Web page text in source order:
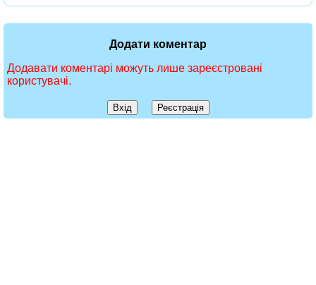
Додати коментар
Додавати коментарі можуть лише зареєстровані
користувачі.
Вхід Реєстрація